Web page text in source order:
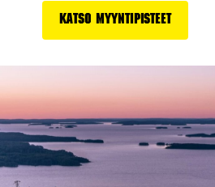
Katso myyntipisteet